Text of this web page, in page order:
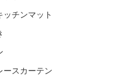
ッチンマット
ースカーテン